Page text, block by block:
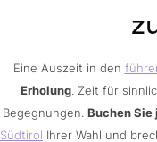
Eine Auszeit in den
Erholung. Zeit für
Begegnungen. Buchen Sie
Südtirol Ihrer Wahl und